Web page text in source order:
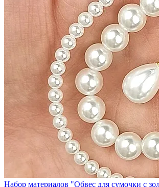
Набор материалов "Обвес для сумочки с